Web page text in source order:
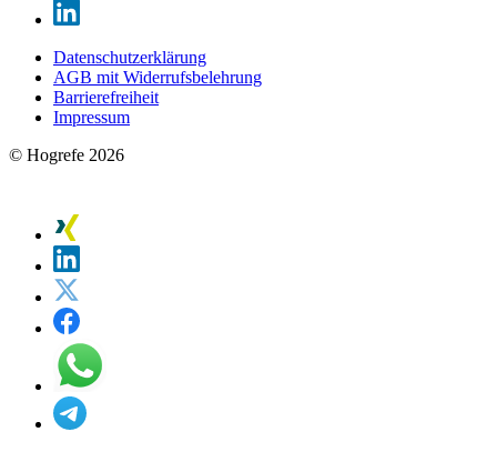
Datenschutzerklärung
AGB mit Widerrufsbelehrung
Barrierefreiheit
Impressum
© Hogrefe 2026